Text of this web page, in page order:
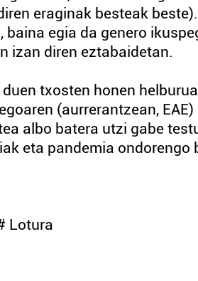
eraginak besteak
egia da genero
izan diren eztabaidetan.
txosten honen
(aurrerantzean,
albo batera utzi gabe
eta pandemia ondorengo
Lotura